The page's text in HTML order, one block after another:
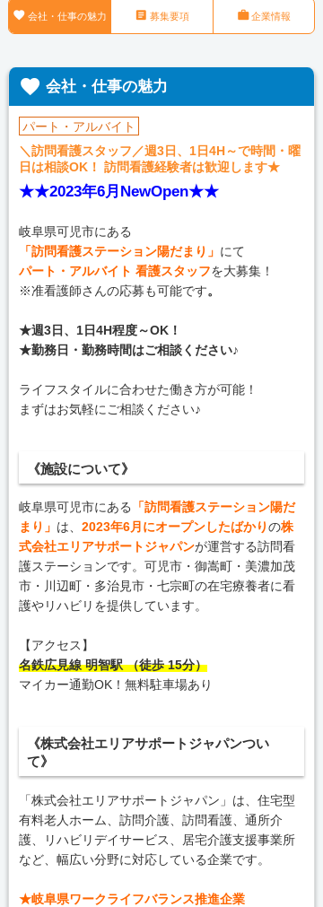
 会社・仕事の魅力  募集要項 企業情報
 会社・仕事の魅力
パート・アルバイト
＼訪問看護スタッフ／週3日、1日4H～で時間・曜
日は相談OK！ 訪問看護経験者は歓迎します★
★★2023年6月NewOpen★★
岐阜県可児市にある
「訪問看護ステーション陽だまり」 にて
パート・アルバイト 看護スタッフを大募集！
※准看護師さんの応募も可能です。
★週3日、1日4H程度～OK！
★勤務日・勤務時間はご相談ください♪
ライフスタイルに合わせた働き方が可能！
まずはお気軽にご相談ください♪
《施設について》
岐阜県可児市にある
「訪問看護ステーション陽だ
まり」 は、2023年6月にオープンしたばかりの株
式会社エリアサポートジャパンが運営する訪問看
護ステーションです。可児市・御嵩町・美濃加茂
市・川辺町・多治見市・七宗町の在宅療養者に看
護やリハビリを提供しています。
【アクセス】
名鉄広見線 明智駅 （徒歩 15分）
マイカー通勤OK！無料駐車場あり
《株式会社エリアサポートジャパンつい
て》
「株式会社エリアサポートジャパン」は、住宅型
有料老人ホーム、訪問介護、訪問看護、通所介
護、リハビリデイサービス、居宅介護支援事業所
など、幅広い分野に対応している企業です。
★岐阜県ワークライフバランス推進企業